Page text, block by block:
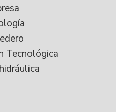
Tecnológica